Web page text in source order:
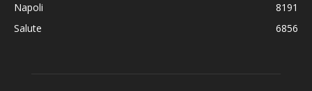
Napoli
8191
Salute
6856